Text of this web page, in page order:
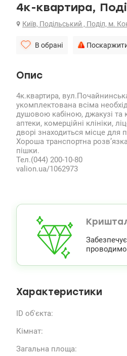
4к-квартира,
Київ, Подільський , Поділ, м.
В обрані
Опис
4к.квартира,
укомплектована всіма
душовою кабіною, джакузі та
аптеки, комерційні клініки,
дворі знаходиться місце для
Хороша транспортна
пішки.
Тел.(044) 200-10-80
valion.ua/1062973
Характеристики
ID об'єкта:
Кімнат:
Загальна площа: